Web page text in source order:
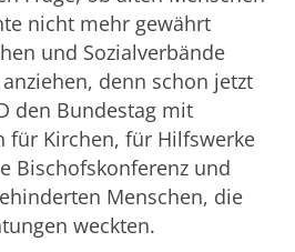
nicht mehr gewährt
und Sozialverbände
denn schon jetzt
den Bundestag mit
für Kirchen, für Hilfswerke
Bischofskonferenz und
Menschen, die
weckten.